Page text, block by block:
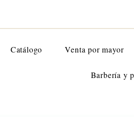
Catálogo Venta por mayor
Barbería y